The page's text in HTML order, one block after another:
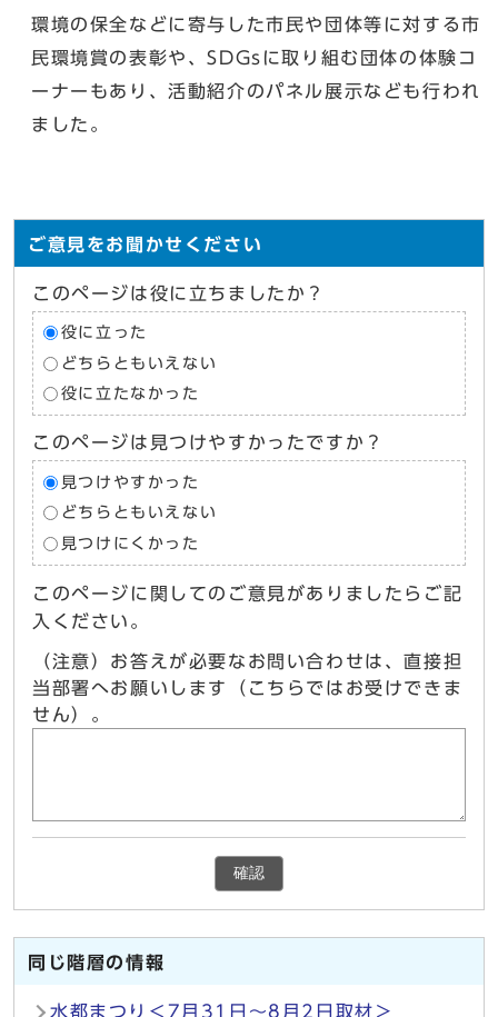
環境の保全などに寄与した市民や団体等に対する市
民環境賞の表彰や、SDGsに取り組む団体の体験コ
ーナーもあり、活動紹介のパネル展示なども行われ
ました。
ご意見をお聞かせください
このページは役に立ちましたか？
役に立った
どちらともいえない
役に立たなかった
このページは見つけやすかったですか？
見つけやすかった
どちらともいえない
見つけにくかった
このページに関してのご意見がありましたらご記
入ください。
（注意）お答えが必要なお問い合わせは、直接担
当部署へお願いします（こちらではお受けできま
せん）。
確認
同じ階層の情報
水都まつり＜7月31日～8月2日取材＞